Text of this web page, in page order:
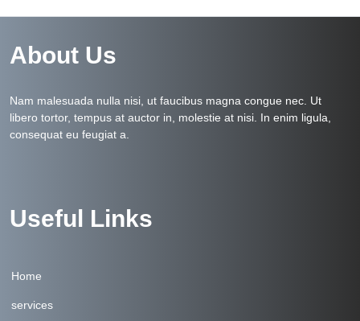
About Us
Nam malesuada nulla nisi, ut faucibus magna congue nec. Ut
libero tortor, tempus at auctor in, molestie at nisi. In enim ligula,
consequat eu feugiat a.
Useful Links
Home
services